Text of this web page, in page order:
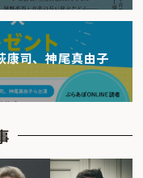
康司、神尾真由子